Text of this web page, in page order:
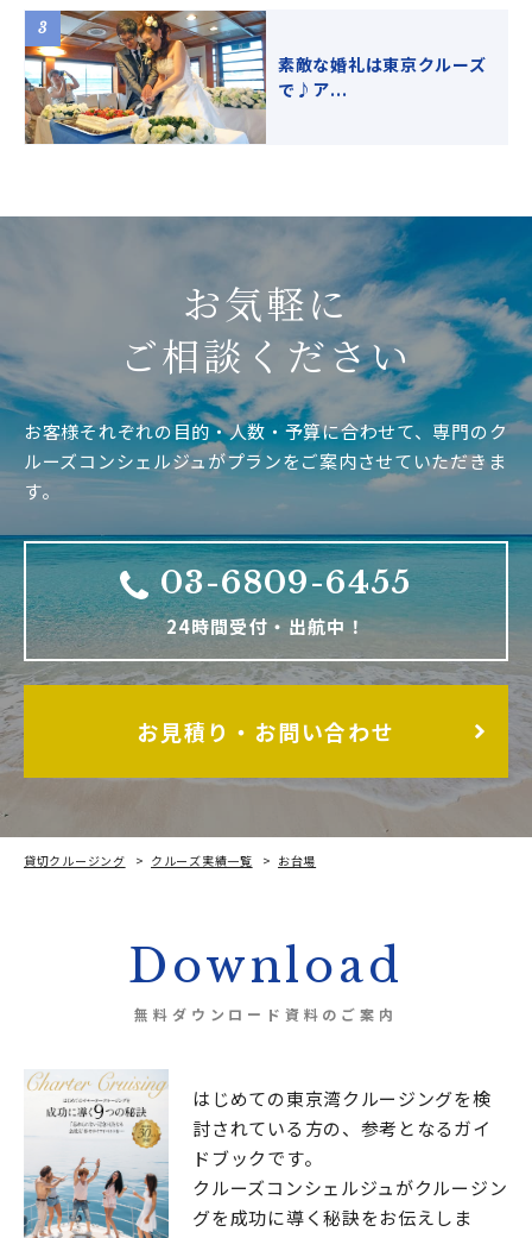
素敵な婚礼は東京クルーズ
で♪ア...
お気軽に
ご相談ください
お客様それぞれの目的・人数・予算に合わせて、専門のク
ルーズコンシェルジュがプランをご案内させていただきま
す。
03-6809-6455
24時間受付・出航中！
お見積り・お問い合わせ
貸切クルージング クルーズ実績一覧 お台場
Download
無料ダウンロード資料のご案内
はじめての東京湾クルージングを検
討されている方の、 参考となるガイ
ドブックです。
クルーズコンシェルジュがクルージン
グを成功に導く秘訣をお伝えしま